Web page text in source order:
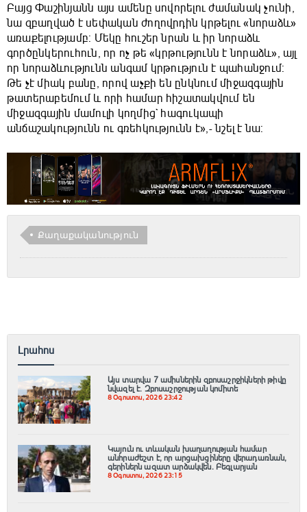
Բայց Փաշինյանն այս ամենը սովորելու ժամանակ չունի,
նա զբաղված է սեփական ժողովրդին կրթելու «նորաձև»
առաքելությամբ: Մեկը հուշեր նրան և իր նորաձև
գործընկերուհուն, որ ոչ թե «կրթությունն է նորաձև», այլ
որ նորաձևությունն անգամ կրթություն է պահանջում:
Թե չէ միակ բանը, որով աչքի են ընկնում միջազգային
թատերաբեմում և որի համար հիշատակվում են
միջազգային մամուլի կողմից` հագուկապի
անճաշակությունն ու գռեհկությունն է»,- նշել է նա:
Քաղաքականություն
Լրահոս
Այս տարվա 7 ամիսներին զբոսաշրջիկների թիվը
նվազել է. Զբոսաշրջության կոմիտե
8 Օգոստոս, 2026 23:42
Կայուն ու տևական խաղաղության համար
անհրաժեշտ է, որ արցախցիները վերադառնան,
գերիներն ազատ արձակվեն․ Բեգլարյան
8 Օգոստոս, 2026 23:15